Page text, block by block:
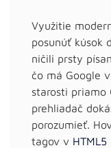
Využitie
posunúť kúsok
ničili prsty
čo má Google
starosti priamo
prehliadač
porozumieť.
tagov v HTML5